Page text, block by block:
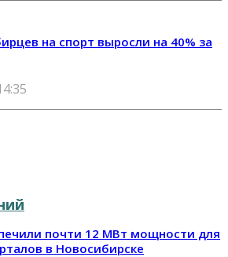
на спорт выросли на 40% за
почти 12 МВт мощности для
в Новосибирске